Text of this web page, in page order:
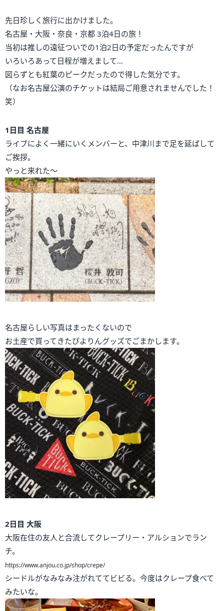
先日珍しく旅行に出かけました。
名古屋・大阪・奈良・京都 3泊4日の旅！
当初は推しの遠征ついでの1泊2日の予定だったんですが
いろいろあって日程が増えまして…
図らずとも紅葉のピークだったので得した気分です。
（なお名古屋公演のチケットは結局ご用意されませんでした！
笑）
1日目 名古屋
ライブによく一緒にいくメンバーと、中津川まで足を延ばして
ご挨拶。
やっと来れた～
名古屋らしい写真はまったくないので
お土産で買ってきたぴよりんグッズでごまかします。
2日目 大阪
大阪在住の友人と合流してクレープリー・アルションでラン
チ。
https://www.anjou.co.jp/shop/crepe/
シードルがなみなみ注がれててビビる。今度はクレープ食べて
みたいな。